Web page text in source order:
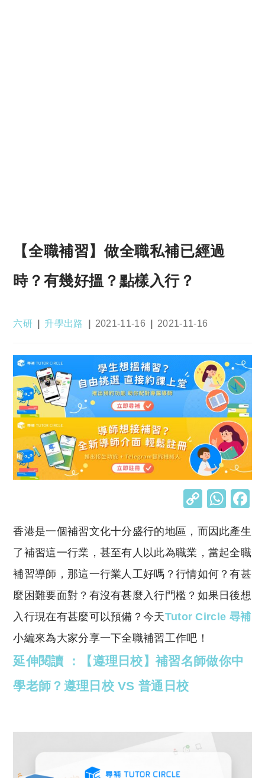
【全職補習】做全職私補已經過
時？有幾好搵？點樣入行？
Post
六研
Post
升學出路
Post
2021-11-16
Post
2021-11-16
C
p
y
Li
n
k
W
at
s
A
p
p
香港是一個補習文化十分盛行的地區，而因此產生
了補習這一行業，甚至有人以此為職業，當起全職
補習導師，那這一行業人工好嗎？行情如何？有甚
麼困難要面對？有沒有甚麼入行門檻？如果日後想
入行現在有甚麼可以預備？今天Tutor Circle 尋補
小編來為大家分享一下全職補習工作吧！
延伸閱讀 ：【遵理日校】補習名師做你中
學老師？遵理日校 VS 普通日校